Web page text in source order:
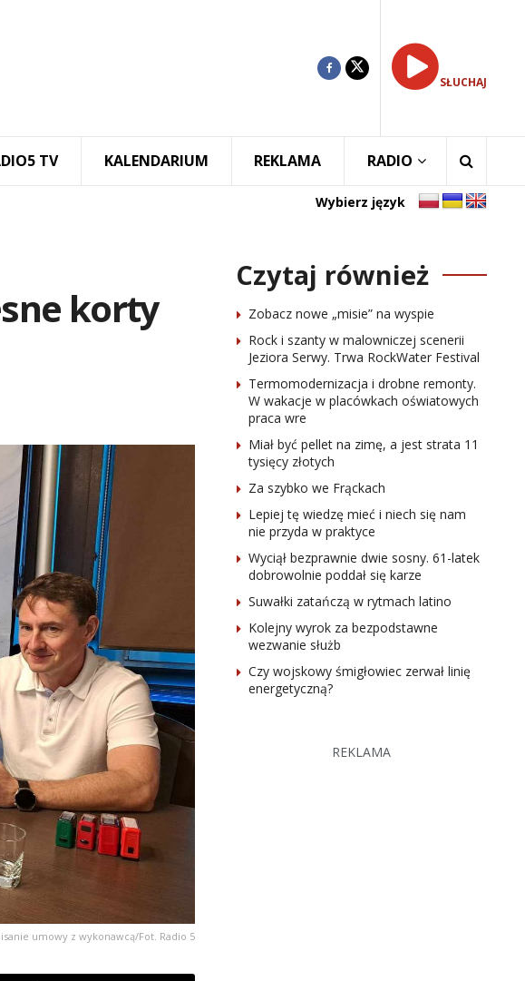
SŁUCHAJ
TV KALENDARIUM REKLAMA RADIO
Wybierz język
korty
umowy z wykonawcą/Fot. Radio 5
Czytaj również
Zobacz nowe „misie” na wyspie
Rock i szanty w malowniczej scenerii
Jeziora Serwy. Trwa RockWater Festival
Termomodernizacja i drobne remonty.
W wakacje w placówkach oświatowych
praca wre
Miał być pellet na zimę, a jest strata 11
tysięcy złotych
Za szybko we Frąckach
Lepiej tę wiedzę mieć i niech się nam
nie przyda w praktyce
Wyciął bezprawnie dwie sosny. 61-latek
dobrowolnie poddał się karze
Suwałki zatańczą w rytmach latino
Kolejny wyrok za bezpodstawne
wezwanie służb
Czy wojskowy śmigłowiec zerwał linię
energetyczną?
REKLAMA